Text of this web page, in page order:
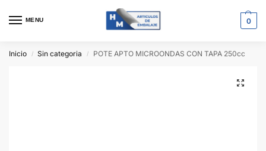
MENU 0
Inicio / Sin categoria / POTE APTO MICROONDAS CON TAPA 250cc